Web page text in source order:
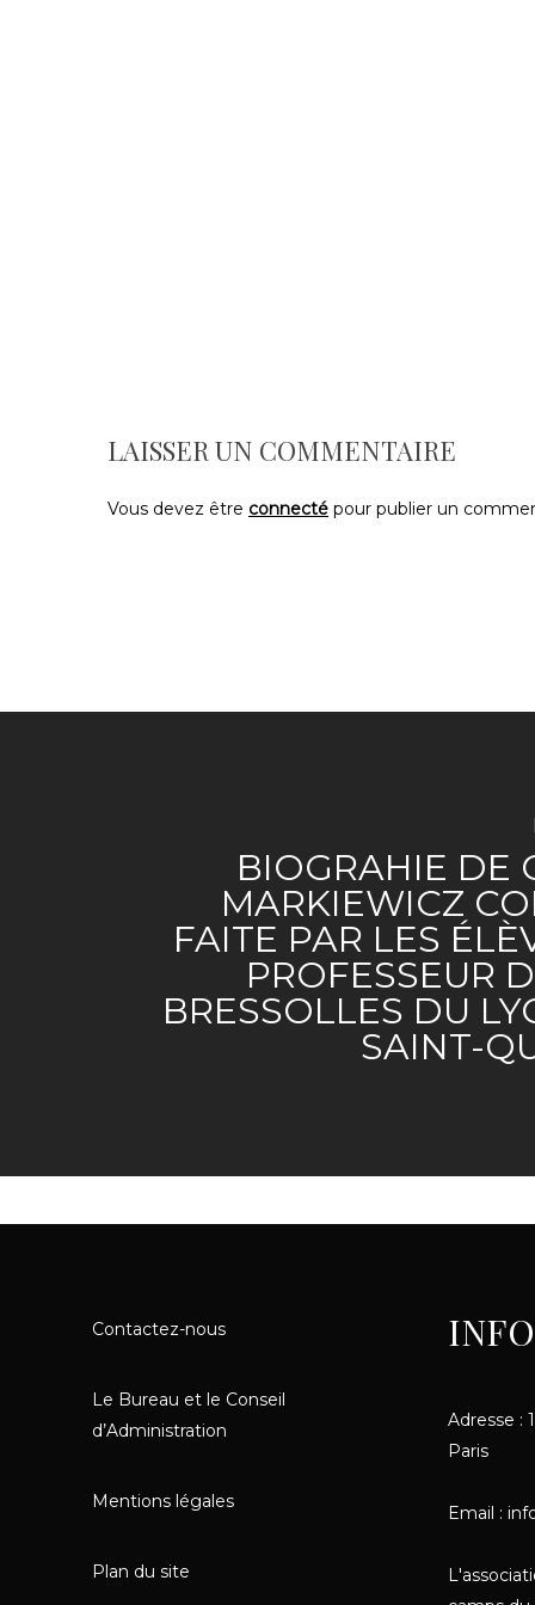
LAISSER UN COMMENTAIRE
Vous devez être connecté pour publier un
BIOGRAHIE DE
MARKIEWICZ
FAITE PAR LES
PROFESSEUR
BRESSOLLES DU
SAINT-
Contactez-nous
Le Bureau et le Conseil
d’Administration
Mentions légales
Plan du site
Adresse :
Paris
Email :